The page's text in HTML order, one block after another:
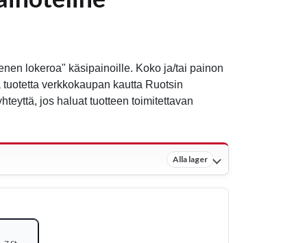
lokeroa" käsipainoille. Koko ja/tai painon
verkkokaupan kautta Ruotsin
jos haluat tuotteen toimitettavan
Alla lager